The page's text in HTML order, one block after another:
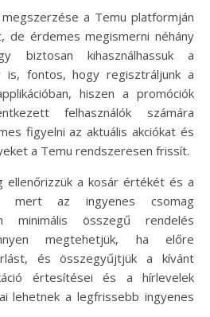
a Temu platformján
de érdemes megismerni néhány
biztosan kihasználhassuk a
is, fontos, hogy regisztráljunk a
hiszen a promóciók
felhasználók számára
figyelni az aktuális akciókat és
a Temu rendszeresen frissít.
ellenőrizzük a kosár értékét és a
mert az ingyenes csomag
minimális összegű rendelés
megtehetjük, ha előre
és összegyűjtjük a kívánt
értesítései és a hírlevelek
lehetnek a legfrissebb ingyenes